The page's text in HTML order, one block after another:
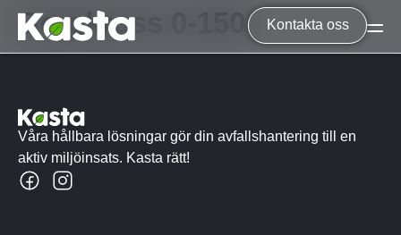
Kontakta oss
Avfallshantering
Hyra container
Byggsäckar
Bergkross 0-150
Våra hållbara lösningar gör din avfallshantering till en
aktiv miljöinsats. Kasta rätt!